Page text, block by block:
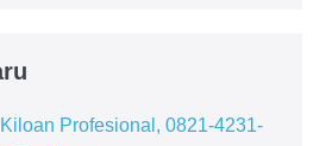
Profesional, 0821-4231-